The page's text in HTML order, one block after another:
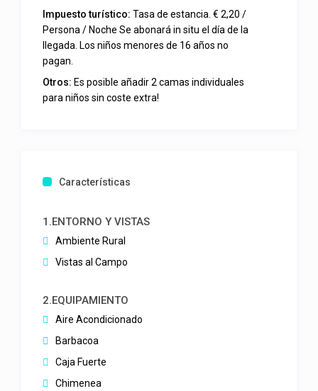
Impuesto turístico: Tasa de estancia. € 2,20 /
Persona / Noche Se abonará in situ el día de la
llegada. Los niños menores de 16 años no
pagan.
Otros: Es posible añadir 2 camas individuales
para niños sin coste extra!
Características
1.ENTORNO Y VISTAS
Ambiente Rural
Vistas al Campo
2.EQUIPAMIENTO
Aire Acondicionado
Barbacoa
Caja Fuerte
Chimenea